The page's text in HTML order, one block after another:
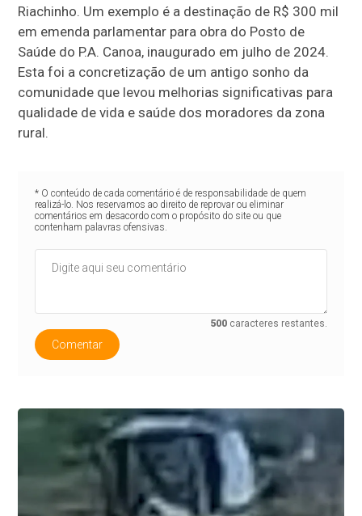
Riachinho. Um exemplo é a destinação de R$ 300 mil
em emenda parlamentar para obra do Posto de
Saúde do P.A. Canoa, inaugurado em julho de 2024.
Esta foi a concretização de um antigo sonho da
comunidade que levou melhorias significativas para
qualidade de vida e saúde dos moradores da zona
rural.
* O conteúdo de cada comentário é de responsabilidade de quem
realizá-lo. Nos reservamos ao direito de reprovar ou eliminar
comentários em desacordo com o propósito do site ou que
contenham palavras ofensivas.
500 caracteres restantes.
Comentar